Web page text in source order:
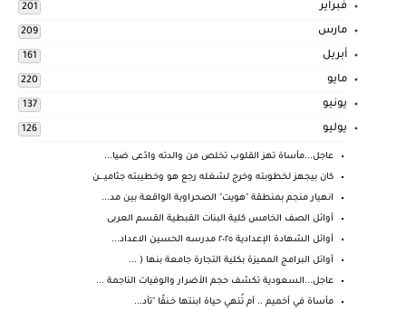
فبراير 201
مارس 209
أبريل 161
مايو 220
يونيو 137
يوليو 126
عاجل...مأساة تهز القلوب تخلص من والدته وادّعى ضيا...
كان بيجهز لخطوبته وخرج لشغله رجع هو وخطيبته جثاميـ.ـن
انهيار منجم بمنطقة "هويت" الصحراوية الواقعة بين مد...
أوائل الصف الخامس كلية البنات القبطية القسم العربى
أوائل الشهادة الإعدادية ٢٠٢٥ مدرسه الحسين الاعداد...
أوائل البرامج المميزة بكلية التجارة جامعة بنها ( ...
عاجل...السعودية تكشف حجم الأضرار والوفيات الناجمة ...
مأساة في أخميم .. أم تُنهي حياة ابنتها خـنقًا "تأد...